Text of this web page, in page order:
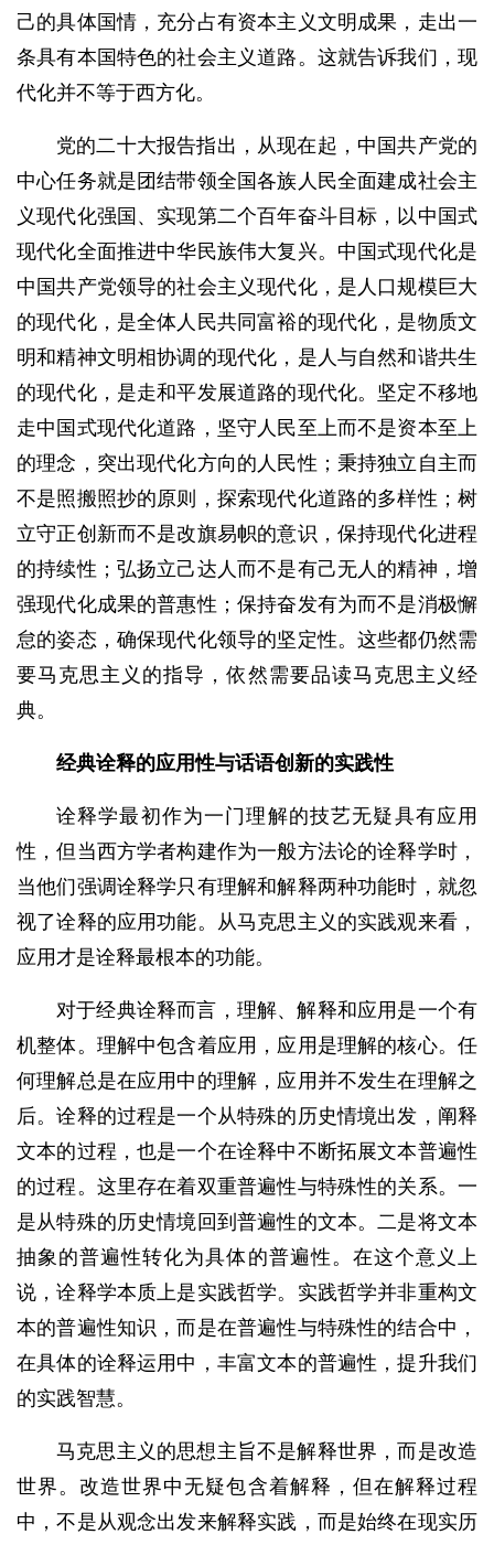
己的具体国情，充分占有资本主义文明成果，走出一
条具有本国特色的社会主义道路。这就告诉我们，现
代化并不等于西方化。
党的二十大报告指出，从现在起，中国共产党的
中心任务就是团结带领全国各族人民全面建成社会主
义现代化强国、实现第二个百年奋斗目标，以中国式
现代化全面推进中华民族伟大复兴。中国式现代化是
中国共产党领导的社会主义现代化，是人口规模巨大
的现代化，是全体人民共同富裕的现代化，是物质文
明和精神文明相协调的现代化，是人与自然和谐共生
的现代化，是走和平发展道路的现代化。坚定不移地
走中国式现代化道路，坚守人民至上而不是资本至上
的理念，突出现代化方向的人民性；秉持独立自主而
不是照搬照抄的原则，探索现代化道路的多样性；树
立守正创新而不是改旗易帜的意识，保持现代化进程
的持续性；弘扬立己达人而不是有己无人的精神，增
强现代化成果的普惠性；保持奋发有为而不是消极懈
怠的姿态，确保现代化领导的坚定性。这些都仍然需
要马克思主义的指导，依然需要品读马克思主义经
典。
经典诠释的应用性与话语创新的实践性
诠释学最初作为一门理解的技艺无疑具有应用
性，但当西方学者构建作为一般方法论的诠释学时，
当他们强调诠释学只有理解和解释两种功能时，就忽
视了诠释的应用功能。从马克思主义的实践观来看，
应用才是诠释最根本的功能。
对于经典诠释而言，理解、解释和应用是一个有
机整体。理解中包含着应用，应用是理解的核心。任
何理解总是在应用中的理解，应用并不发生在理解之
后。诠释的过程是一个从特殊的历史情境出发，阐释
文本的过程，也是一个在诠释中不断拓展文本普遍性
的过程。这里存在着双重普遍性与特殊性的关系。一
是从特殊的历史情境回到普遍性的文本。二是将文本
抽象的普遍性转化为具体的普遍性。在这个意义上
说，诠释学本质上是实践哲学。实践哲学并非重构文
本的普遍性知识，而是在普遍性与特殊性的结合中，
在具体的诠释运用中，丰富文本的普遍性，提升我们
的实践智慧。
马克思主义的思想主旨不是解释世界，而是改造
世界。改造世界中无疑包含着解释，但在解释过程
中，不是从观念出发来解释实践，而是始终在现实历